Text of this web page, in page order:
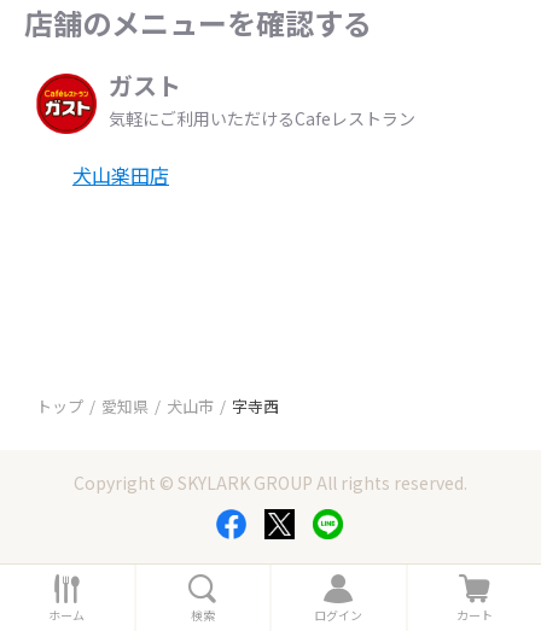
店舗のメニューを確認する
ガスト
気軽にご利用いただけるCafeレストラン
犬山楽田店
トップ 愛知県 犬山市 字寺西
Copyright © SKYLARK GROUP All rights reserved.
ホ
ー
ホーム 索
検索
ロ
グ
ログイン
カ
ー
カート